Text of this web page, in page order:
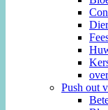
Push out